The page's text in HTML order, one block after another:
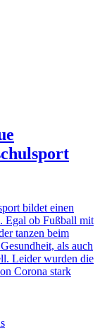
bildet einen
Egal ob Fußball mit
tanzen beim
als auch
Leider wurden die
Corona stark